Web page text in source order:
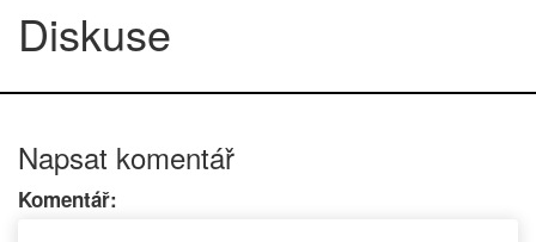
Diskuse
Napsat komentář
Komentář: